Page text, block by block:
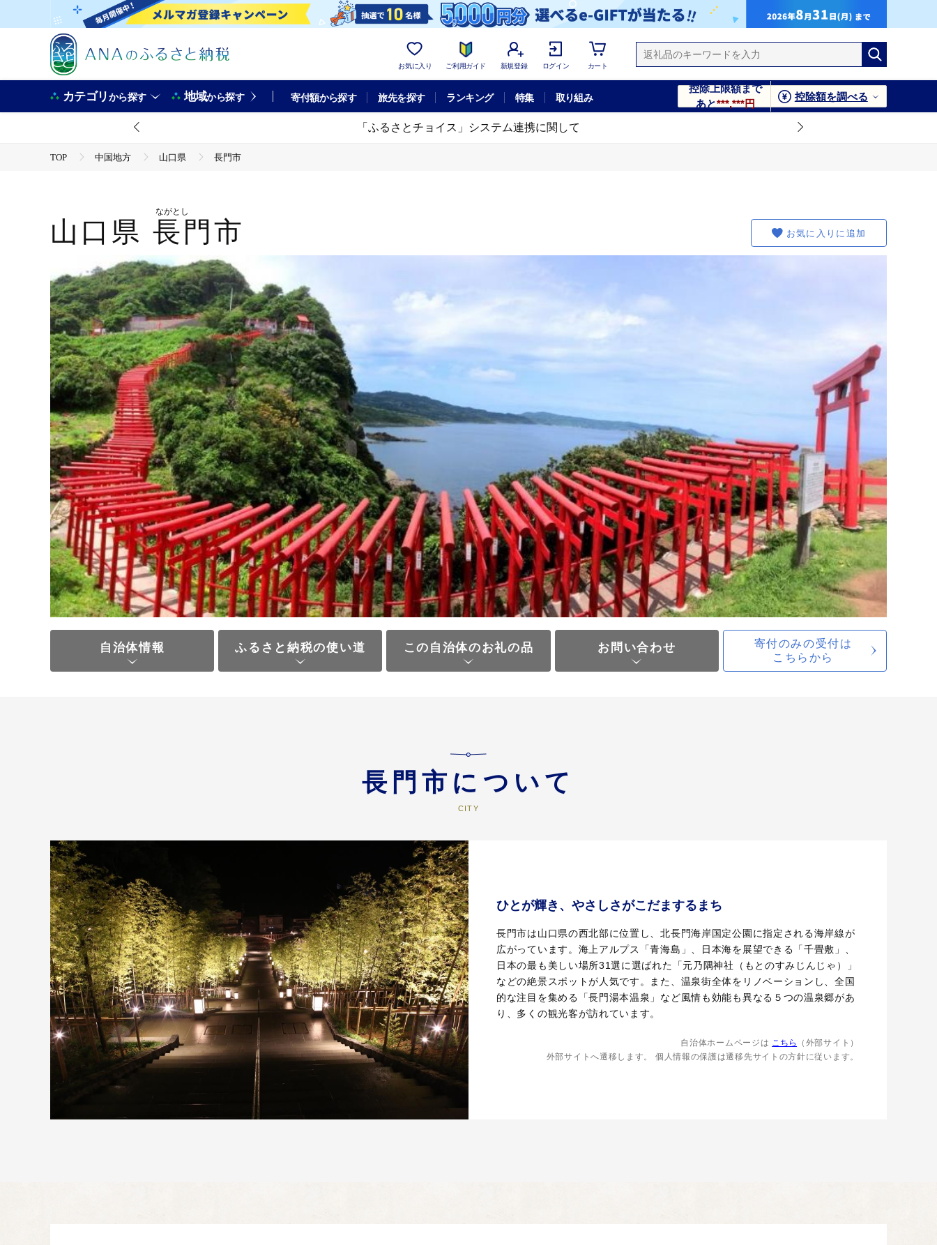
お気に入り ご利用ガイド 新規登録 ログイン カート
カテゴリから探す 地域から探す 寄付額から探す 旅先を探す ランキング 特集 取り組み
控除上限額まで
あと***,***円
控除額を調べる
「ふるさとチョイス」システム連携に関して
TOP 中国地方 山口県 長門市
山口県 長門市
ながとし
お気に入りに追加
自治体情報 ふるさと納税の使い道 この自治体のお礼の品 お問い合わせ
寄付のみの受付は
こちらから
長門市について
ひとが輝き、やさしさがこだまするまち
長門市は山口県の西北部に位置し、北長門海岸国定公園に指定される海岸線が
広がっています。海上アルプス「青海島」、日本海を展望できる「千畳敷」、
日本の最も美しい場所31選に選ばれた「元乃隅神社（もとのすみじんじゃ）」
などの絶景スポットが人気です。また、温泉街全体をリノベーションし、全国
的な注目を集める「長門湯本温泉」など風情も効能も異なる５つの温泉郷があ
り、多くの観光客が訪れています。
自治体ホームページは こちら
（外部サイト）
外部サイトへ遷移します。 個人情報の保護は遷移先サイトの方針に従います。